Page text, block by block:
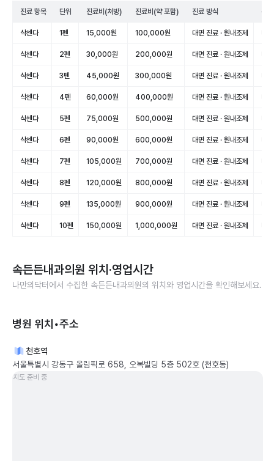
진료 항목 단위 진료비(처방) 진료비(약 포함) 진료 방식 건
삭센다 1펜 15,000원 100,000원 대면 진료 · 원내조제
삭센다 2펜 30,000원 200,000원 대면 진료 · 원내조제
삭센다 3펜 45,000원 300,000원 대면 진료 · 원내조제
삭센다 4펜 60,000원 400,000원 대면 진료 · 원내조제
삭센다 5펜 75,000원 500,000원 대면 진료 · 원내조제
삭센다 6펜 90,000원 600,000원 대면 진료 · 원내조제
삭센다 7펜 105,000원 700,000원 대면 진료 · 원내조제
삭센다 8펜 120,000원 800,000원 대면 진료 · 원내조제
삭센다 9펜 135,000원 900,000원 대면 진료 · 원내조제
삭센다 10펜 150,000원 1,000,000원 대면 진료 · 원내조제
속든든내과의원 위치·영업시간
나만의닥터에서 수집한 속든든내과의원의 위치와 영업시간을 확인해보세요.
병원 위치•주소
천호역
서울특별시 강동구 올림픽로 658, 오복빌딩 5층 502호 (천호동)
지도 준비 중